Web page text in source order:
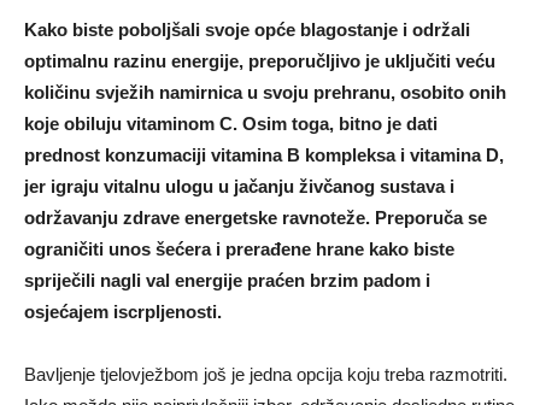
Kako biste poboljšali svoje opće blagostanje i održali
optimalnu razinu energije, preporučljivo je uključiti veću
količinu svježih namirnica u svoju prehranu, osobito onih
koje obiluju vitaminom C. Osim toga, bitno je dati
prednost konzumaciji vitamina B kompleksa i vitamina D,
jer igraju vitalnu ulogu u jačanju živčanog sustava i
održavanju zdrave energetske ravnoteže. Preporuča se
ograničiti unos šećera i prerađene hrane kako biste
spriječili nagli val energije praćen brzim padom i
osjećajem iscrpljenosti.
Bavljenje tjelovježbom još je jedna opcija koju treba razmotriti.